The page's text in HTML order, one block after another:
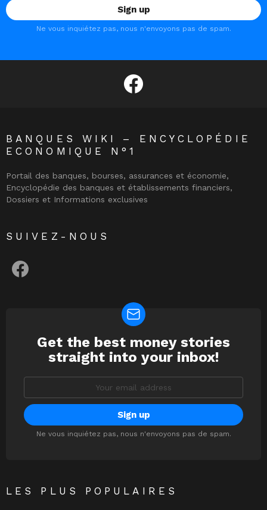
Ne vous inquiétez pas, nous n'envoyons pas de spam.
facebook
BANQUES WIKI – ENCYCLOPÉDIE
ECONOMIQUE N°1
Portail des banques, bourses, assurances et économie,
Encyclopédie des banques et établissements financiers,
Dossiers et Informations exclusives
SUIVEZ-NOUS
NEWSLETTER
Get the best money stories
straight into your inbox!
Ne vous inquiétez pas, nous n'envoyons pas de spam.
LES PLUS POPULAIRES